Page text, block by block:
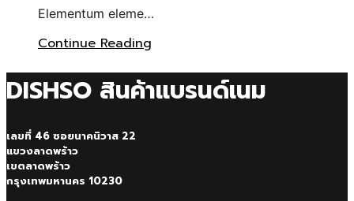
Elementum eleme…
Continue Reading
DISHSO สินค้าแบรนด์เนม
เลขที่ 46 ซอยนาคนิวาส 22
แขวงลาดพร้าว
เขตลาดพร้าว
กรุงเทพมหานคร 10230